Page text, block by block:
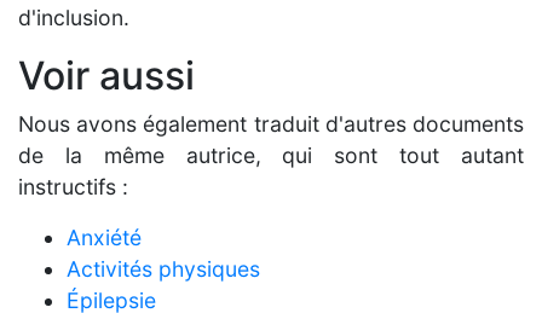
d'inclusion.
Voir aussi
Nous avons également traduit d'autres documents
de la même autrice, qui sont tout autant
instructifs :
Anxiété
Activités physiques
Épilepsie